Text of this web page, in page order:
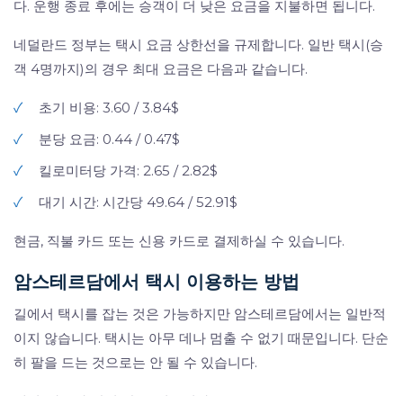
다. 운행 종료 후에는 승객이 더 낮은 요금을 지불하면 됩니다.
네덜란드 정부는 택시 요금 상한선을 규제합니다. 일반 택시(승
객 4명까지)의 경우 최대 요금은 다음과 같습니다.
✓
초기 비용: 3.60 / 3.84$
✓
분당 요금: 0.44 / 0.47$
✓
킬로미터당 가격: 2.65 / 2.82$
✓
대기 시간: 시간당 49.64 / 52.91$
현금, 직불 카드 또는 신용 카드로 결제하실 수 있습니다.
암스테르담에서 택시 이용하는 방법
길에서 택시를 잡는 것은 가능하지만 암스테르담에서는 일반적
이지 않습니다. 택시는 아무 데나 멈출 수 없기 때문입니다. 단순
히 팔을 드는 것으로는 안 될 수 있습니다.